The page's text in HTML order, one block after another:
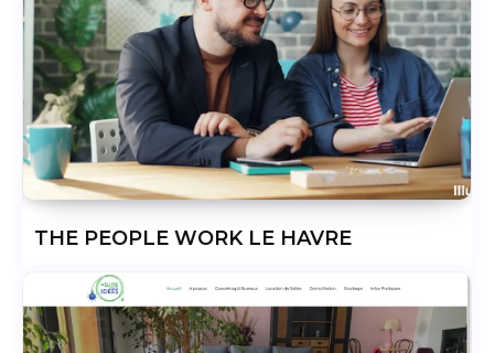
THE PEOPLE WORK LE HAVRE